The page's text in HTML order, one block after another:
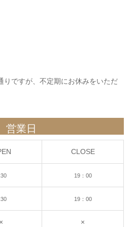
りですが、不定期にお休みをいただ
営業日
×
CLOSE
19：00
19：00
×